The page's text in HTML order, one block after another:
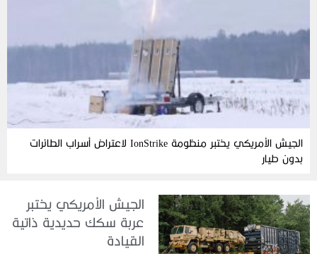
الجيش الأمريكي يختبر منظومة IonStrike لاعتراض أسراب الطائرات
بدون طيار
الجيش الأمريكي يختبر
عربة سكك حديدية ذاتية
القيادة